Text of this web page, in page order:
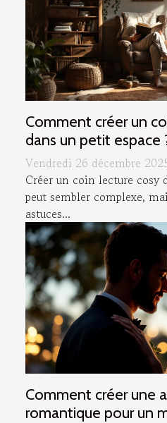
Comment créer un
dans un petit espace
Vendredi 26 décembre
Créer un coin lecture cosy
peut sembler complexe,
astuces...
Comment créer une
romantique pour un